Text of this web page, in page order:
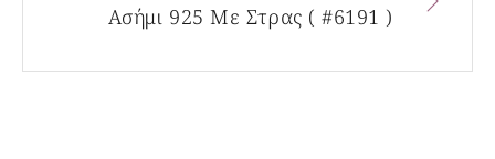
Ασήμι 925 Με Στρας ( #6191 )